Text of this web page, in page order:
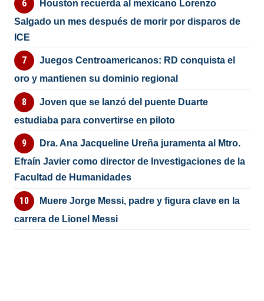
Houston recuerda al mexicano Lorenzo
Salgado un mes después de morir por disparos de
ICE
Juegos Centroamericanos: RD conquista el
oro y mantienen su dominio regional
Joven que se lanzó del puente Duarte
estudiaba para convertirse en piloto
Dra. Ana Jacqueline Ureña juramenta al Mtro.
Efraín Javier como director de Investigaciones de la
Facultad de Humanidades
Muere Jorge Messi, padre y figura clave en la
carrera de Lionel Messi